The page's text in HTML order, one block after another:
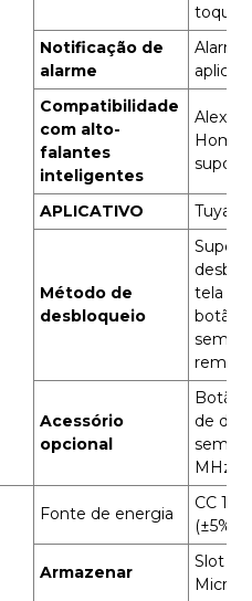
toque
Notificação de
alarme
Compatibilidade
com alto-
falantes
inteligentes
Alexa
Home
APLICATIVO Tuya
Método de
desbloqueio
tela
botão
sem
Acessório
opcional
Botão
de
sem
MHz
Fonte de energia
CC 12
(±5%)
Armazenar
Slot
Micro